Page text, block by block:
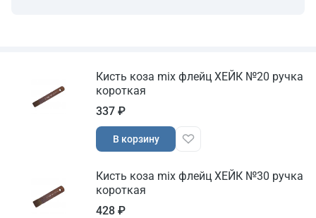
Кисть коза mix флейц ХЕЙК №20 ручка
короткая
337 ₽
В корзину
Кисть коза mix флейц ХЕЙК №30 ручка
короткая
428 ₽